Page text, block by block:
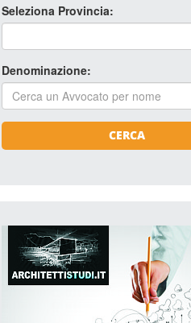
Seleziona Provincia:
Denominazione:
CERCA